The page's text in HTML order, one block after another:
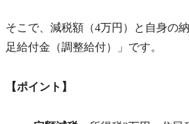
そこで、減税額（4万円）と自身の
足給付金（調整給付）」です。
【ポイント】